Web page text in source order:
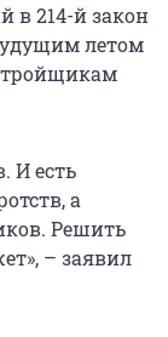
в 214-й закон
летом
И есть
а
Решить
– заявил